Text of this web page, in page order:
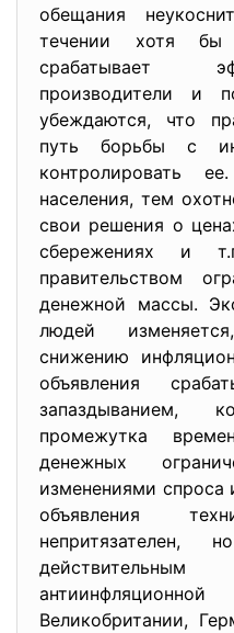
обещания
течении хотя бы
срабатывает
производители и
убеждаются, что
путь борьбы с
контролировать
населения, тем
свои решения о
сбережениях и
правительством
денежной массы.
людей
снижению
объявления
запаздыванием,
промежутка
денежных
изменениями спроса
объявления
Великобритании,